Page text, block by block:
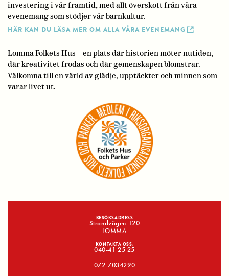
investering i vår framtid, med allt överskott från våra
evenemang som stödjer vår barnkultur.
HÄR KAN DU LÄSA MER OM ALLA VÅRA EVENEMANG
Lomma Folkets Hus – en plats där historien möter nutiden,
där kreativitet frodas och där gemenskapen blomstrar.
Välkomna till en värld av glädje, upptäckter och minnen som
varar livet ut.
BESÖKSADRESS
Strandvägen 120
LOMMA
KONTAKTA OSS:
040-41 25 25
072-7034290